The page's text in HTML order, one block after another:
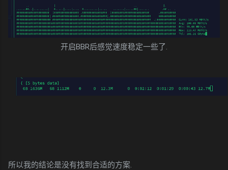
开启BBR后感觉速度稳定一些了.
所以我的结论是没有找到合适的方案.